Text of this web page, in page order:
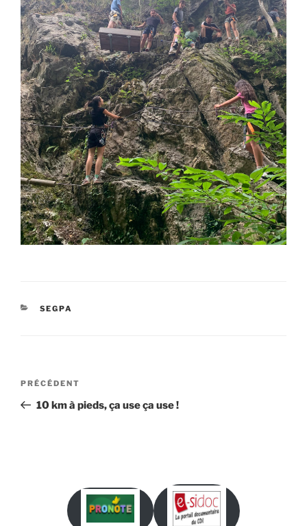
CATÉGORIES
SEGPA
Navigation
l’article
Article
précédent
PRÉCÉDENT
10 km à pieds, ça use ça use !